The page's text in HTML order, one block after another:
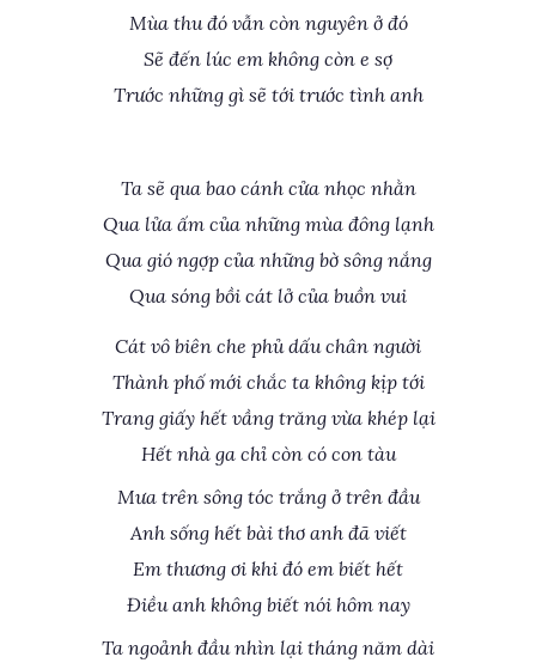
Mùa thu đó vẫn còn nguyên ở đó
Sẽ đến lúc em không còn e sợ
Trước những gì sẽ tới trước tình anh
Ta sẽ qua bao cánh cửa nhọc nhằn
Qua lửa ấm của những mùa đông lạnh
Qua gió ngợp của những bờ sông nắng
Qua sóng bồi cát lở của buồn vui
Cát vô biên che phủ dấu chân người
Thành phố mới chắc ta không kịp tới
Trang giấy hết vầng trăng vừa khép lại
Hết nhà ga chỉ còn có con tàu
Mưa trên sông tóc trắng ở trên đầu
Anh sống hết bài thơ anh đã viết
Em thương ơi khi đó em biết hết
Điều anh không biết nói hôm nay
Ta ngoảnh đầu nhìn lại tháng năm dài